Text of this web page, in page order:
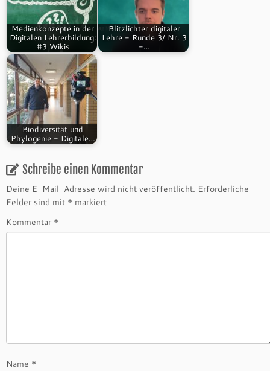
Medienkonzepte in der
Digitalen Lehrerbildung:
#3 Wikis
Blitzlichter digitaler
Lehre - Runde 3/ Nr. 3
-…
Biodiversität und
Phylogenie - Digitale…
Schreibe einen Kommentar
Deine E-Mail-Adresse wird nicht veröffentlicht. Erforderliche
Felder sind mit * markiert
Kommentar *
Name *